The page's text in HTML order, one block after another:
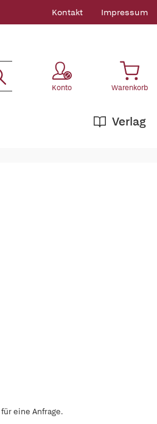
Kontakt Impressum
Konto Warenkorb
Verlag
für eine Anfrage.